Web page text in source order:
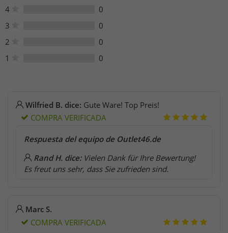
4
0
3
0
2
0
1
0
Wilfried B. dice: Gute Ware! Top Preis!
COMPRA VERIFICADA
Respuesta del equipo de Outlet46.de
Rand H. dice: Vielen Dank für Ihre Bewertung!
Es freut uns sehr, dass Sie zufrieden sind.
Marc S.
COMPRA VERIFICADA